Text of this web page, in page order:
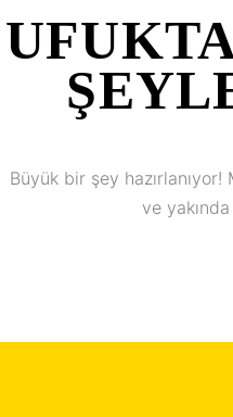
Büyük bir şey hazırlanıyor!
ve